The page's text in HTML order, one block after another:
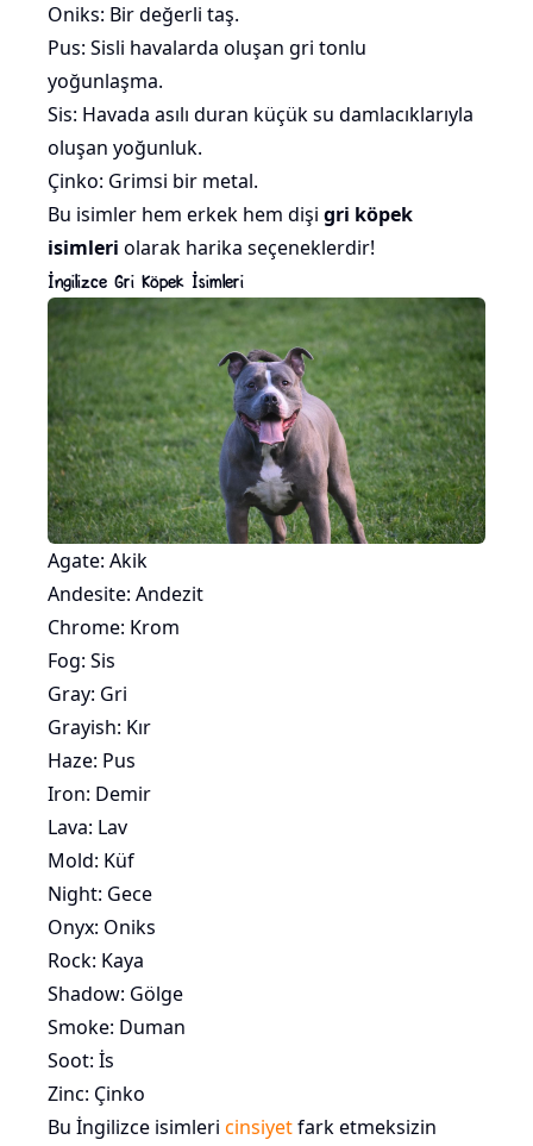
Oniks: Bir değerli taş.
Pus: Sisli havalarda oluşan gri tonlu
yoğunlaşma.
Sis: Havada asılı duran küçük su damlacıklarıyla
oluşan yoğunluk.
Çinko: Grimsi bir metal.
Bu isimler hem erkek hem dişi gri köpek
isimleri olarak harika seçeneklerdir!
İngilizce Gri Köpek İsimleri
Agate: Akik
Andesite: Andezit
Chrome: Krom
Fog: Sis
Gray: Gri
Grayish: Kır
Haze: Pus
Iron: Demir
Lava: Lav
Mold: Küf
Night: Gece
Onyx: Oniks
Rock: Kaya
Shadow: Gölge
Smoke: Duman
Soot: İs
Zinc: Çinko
Bu İngilizce isimleri cinsiyetfark etmeksizin